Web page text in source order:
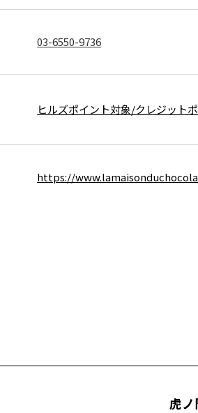
03-6550-9736
ヒルズポイント対象/クレジット
https://
虎